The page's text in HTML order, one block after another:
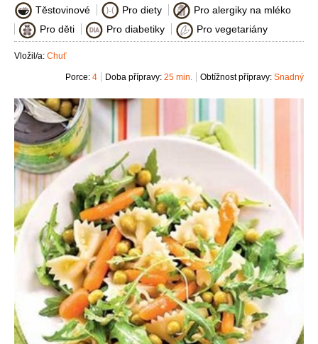
Těstovinové Pro diety
Pro alergiky na mléko
Pro děti
Pro diabetiky Pro vegetariány
Vložil/a: Chuť
Obtížnost přípravy: Snadný
Doba přípravy: 25 min.
Porce: 4